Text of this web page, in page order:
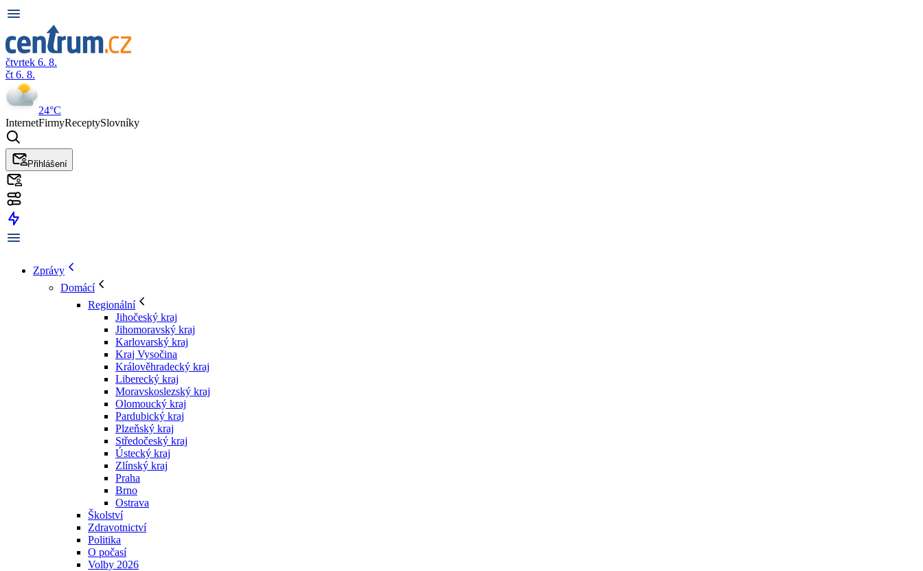
čtvrtek 6. 8.
čt 6. 8.
24°C
InternetFirmyReceptySlovníky
Přihlášení
Zprávy
Domácí
Regionální
Jihočeský kraj
Jihomoravský kraj
Karlovarský kraj
Kraj Vysočina
Králověhradecký kraj
Liberecký kraj
Moravskoslezský kraj
Olomoucký kraj
Pardubický kraj
Plzeňský kraj
Středočeský kraj
Ústecký kraj
Zlínský kraj
Praha
Brno
Ostrava
Školství
Zdravotnictví
Politika
O počasí
Volby 2026